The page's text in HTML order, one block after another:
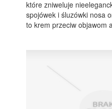
które zniweluje
spojówek i śluzówki nosa
to krem przeciw objawom